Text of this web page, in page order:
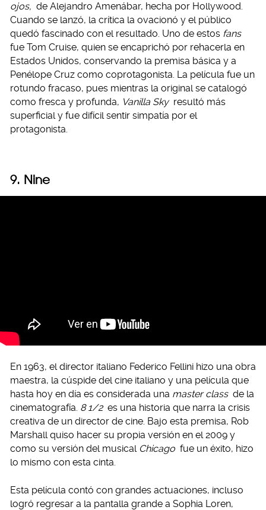
ojos, de Alejandro Amenábar, hecha por Hollywood.
Cuando se lanzó, la crítica la ovacionó y el público
quedó fascinado con el resultado. Uno de estos fans
fue Tom Cruise, quien se encaprichó por rehacerla en
Estados Unidos, conservando la premisa básica y a
Penélope Cruz como coprotagonista. La película fue un
rotundo fracaso, pues mientras la original se catalogó
como fresca y profunda, Vanilla Sky resultó más
superficial y fue difícil sentir simpatía por el
protagonista.
9. Nine
En 1963, el director italiano Federico Fellini hizo una obra
maestra, la cúspide del cine italiano y una película que
hasta hoy en día es considerada una master class de la
cinematografía. 8 1/2 es una historia que narra la crisis
creativa de un director de cine. Bajo esta premisa, Rob
Marshall quiso hacer su propia versión en el 2009 y
como su versión del musical Chicago fue un éxito, hizo
lo mismo con esta cinta.
Esta película contó con grandes actuaciones, incluso
logró regresar a la pantalla grande a Sophia Loren,